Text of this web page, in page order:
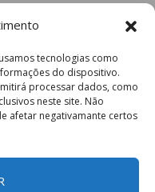
tecnologias como
do dispositivo.
processar dados, como
neste site. Não
afetar negativamante certos